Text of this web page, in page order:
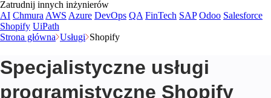
Zatrudnij innych inżynierów
AI Chmura AWS Azure DevOps QA FinTech SAP Odoo Salesforce
Shopify UiPath
Strona główna Usługi Shopify
Specjalistyczne usługi
programistyczne Shopify